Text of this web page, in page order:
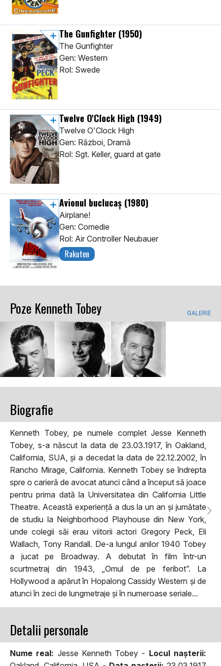
The Gunfighter (1950)
The Gunfighter
Gen: Western
Rol: Swede
Twelve O'Clock High (1949)
Twelve O'Clock High
Gen: Război, Dramă
Rol: Sgt. Keller, guard at gate
Avionul buclucaș (1980)
Airplane!
Gen: Comedie
Rol: Air Controller Neubauer
Rakuten
Poze Kenneth Tobey GALERIE
Biografie
Kenneth Tobey, pe numele complet Jesse Kenneth
Tobey, s-a născut la data de 23.03.1917, în Oakland,
California, SUA, și a decedat la data de 22.12.2002, în
Rancho Mirage, California. Kenneth Tobey se îndrepta
spre o carieră de avocat atunci când a început să joace
pentru prima dată la Universitatea din California Little
Theatre. Această experiență a dus la un an și jumătate
de studiu la Neighborhood Playhouse din New York,
unde colegii săi erau viitorii actori Gregory Peck, Eli
Wallach, Tony Randall. De-a lungul anilor 1940 Tobey
a jucat pe Broadway. A debutat în film într-un
scurtmetraj din 1943, „Omul de pe feribot”. La
Hollywood a apărut în Hopalong Cassidy Western și de
atunci în zeci de lungmetraje și în numeroase seriale...
Detalii personale
Nume real: Jesse Kenneth Tobey - Locul naşterii: